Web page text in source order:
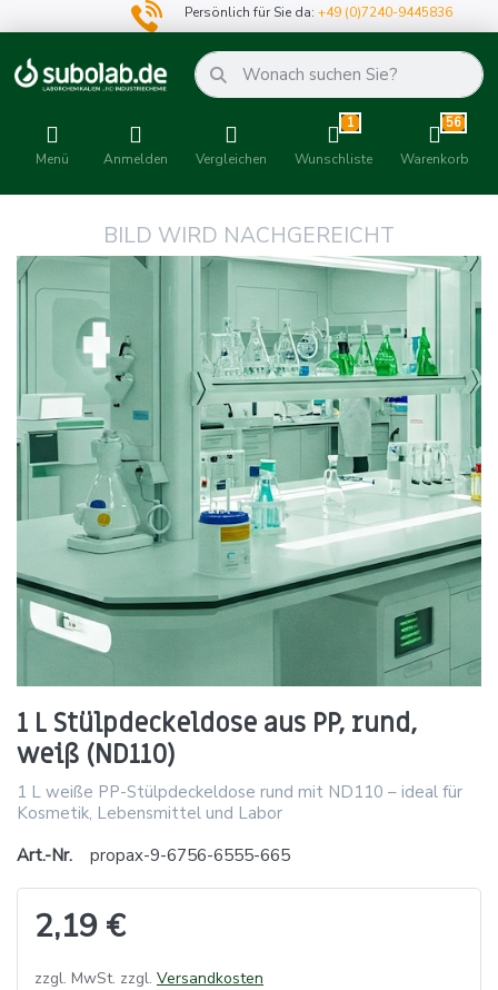
Persönlich für Sie da:+49 (0)7240-9445836
Menü Anmelden Vergleichen
1
Wunschliste
56
Warenkorb
1 L Stülpdeckeldose aus PP, rund,
weiß (ND110)
1 L weiße PP-Stülpdeckeldose rund mit ND110 – ideal für
Kosmetik, Lebensmittel und Labor
Art.-Nr.
propax-9-6756-6555-665
2,19 €
zzgl. MwSt. zzgl. Versandkosten